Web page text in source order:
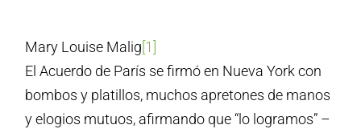
Mary Louise Malig[1]
El Acuerdo de París se firmó en Nueva York con
bombos y platillos, muchos apretones de manos
y elogios mutuos, afirmando que “lo logramos” –